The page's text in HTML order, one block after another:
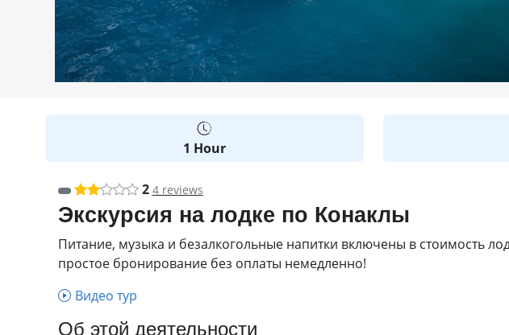
1 Hour
2 4 reviews
Экскурсия на лодке по Конаклы
Питание, музыка и безалкогольные напитки включены в стоимость
простое бронирование без оплаты немедленно!
Видео тур
Об этой деятельности